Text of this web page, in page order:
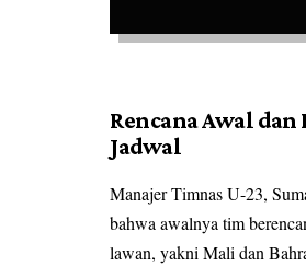
Rencana Awal
Jadwal
Manajer Timnas U-23,
bahwa awalnya tim
lawan, yakni Mali dan